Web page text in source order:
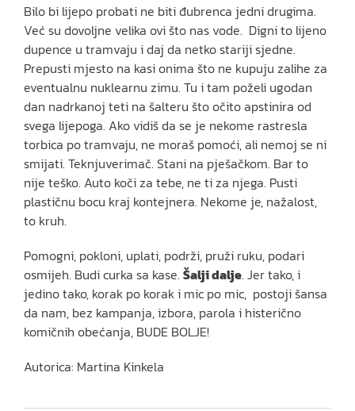
Bilo bi lijepo probati ne biti đubrenca jedni drugima.
Već su dovoljne velika ovi što nas vode. Digni to lijeno
dupence u tramvaju i daj da netko stariji sjedne.
Prepusti mjesto na kasi onima što ne kupuju zalihe za
eventualnu nuklearnu zimu. Tu i tam poželi ugodan
dan nadrkanoj teti na šalteru što očito apstinira od
svega lijepoga. Ako vidiš da se je nekome rastresla
torbica po tramvaju, ne moraš pomoći, ali nemoj se ni
smijati. Teknjuverimač. Stani na pješačkom. Bar to
nije teško. Auto koči za tebe, ne ti za njega. Pusti
plastičnu bocu kraj kontejnera. Nekome je, nažalost,
to kruh.
Pomogni, pokloni, uplati, podrži, pruži ruku, podari
osmijeh. Budi curka sa kase. Šalji dalje. Jer tako, i
jedino tako, korak po korak i mic po mic, postoji šansa
da nam, bez kampanja, izbora, parola i histerično
komičnih obećanja, BUDE BOLJE!
Autorica: Martina Kinkela